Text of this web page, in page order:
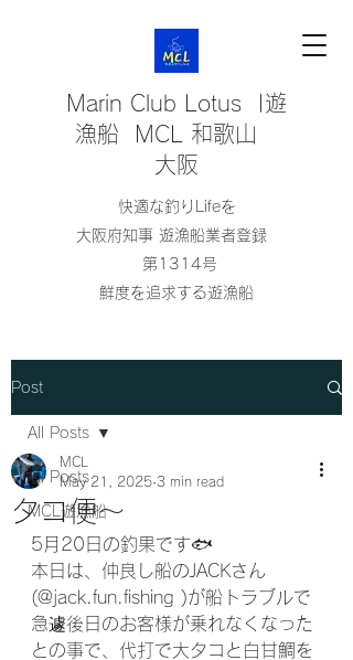
Marin Club Lotus |遊
漁船 MCL 和歌山
大阪
快適な釣りLifeを
大阪府知事 遊漁船業者登録
第1314号
鮮度を追求する遊漁船
Post
All Posts
MCL遊漁船
All Posts
タコ便〜
MCL
May 21, 2025 3 min read
5月20日の釣果です🐟
本日は、仲良し船のJACKさん
(@jack.fun.fishing )が船トラブルで
急遽後日のお客様が乗れなくなった
との事で、代打で大タコと白甘鯛を